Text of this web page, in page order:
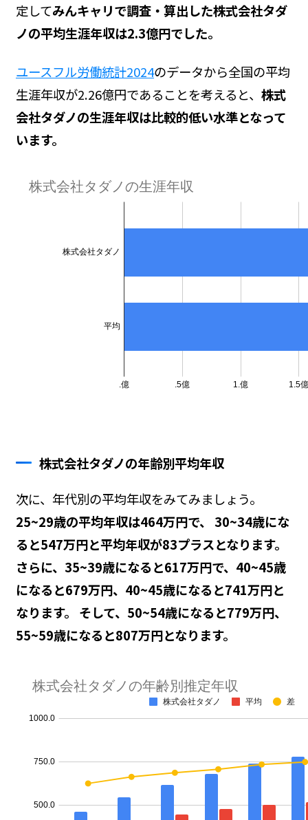
定してみんキャリで調査・算出した株式会社タダ
ノの平均生涯年収は2.3億円でした。
ユースフル労働統計2024のデータから全国の平均
生涯年収が2.26億円であることを考えると、 株式
会社タダノの生涯年収は比較的低い水準となって
います。
株式会社タダノの年齢別平均年収
次に、年代別の平均年収をみてみましょう。
25~29歳の平均年収は464万円で、 30~34歳にな
ると547万円と平均年収が83プラスとなります。
さらに、35~39歳になると617万円で、40~45歳
になると679万円、40~45歳になると741万円と
なります。 そして、50~54歳になると779万円、
55~59歳になると807万円となります。